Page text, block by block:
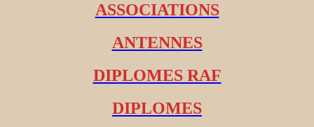
ASSOCIATIONS
ANTENNES
DIPLOMES RAF
DIPLOMES